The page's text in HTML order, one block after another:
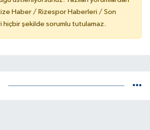
Haber / Rizespor Haberleri / Son
hiçbir şekilde sorumlu tutulamaz.